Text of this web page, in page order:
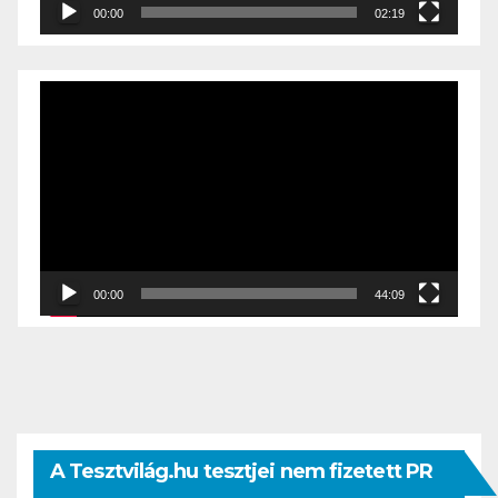
00:00 02:19
00:00 44:09
A Tesztvilág.hu tesztjei nem fizetett PR